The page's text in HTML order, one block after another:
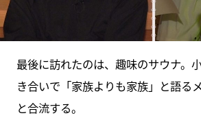
最後に訪れたのは、趣味のサウナ。
き合いで「家族よりも家族」と語る
と合流する。